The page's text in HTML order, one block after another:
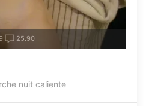
25.90
nuit caliente